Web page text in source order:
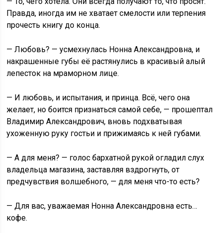
Правда, иногда им не хватает смелости или терпения
прочесть книгу до конца.
— Любовь? — усмехнулась Нонна Александровна, и
накрашенные губы её растянулись в красивый алый
лепесток на мраморном лице.
— И любовь, и испытания, и принца. Всё, чего она
желает, но боится признаться самой себе, — прошептал
Владимир Александрович, вновь подхватывая
ухоженную руку гостьи и прижимаясь к ней губами.
— А для меня? — голос бархатной рукой огладил слух
владельца магазина, заставляя вздрогнуть, от
предчувствия волшебного, — для меня что-то есть?
— Для вас, уважаемая Нонна Александровна есть…
кофе.